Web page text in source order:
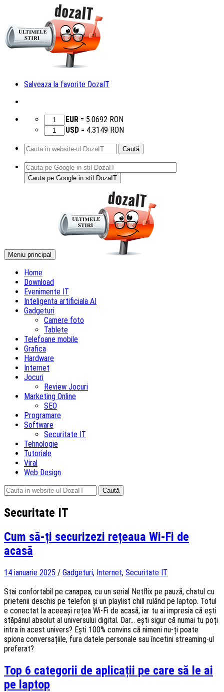
Salveaza la favorite DozaIT
EUR = 5.0692 RON
USD = 4.3149 RON
Caută
după:
Meniu principal
Home
Download
Evenimente IT
Inteligenta artificiala AI
Gadgeturi
Camere foto
Tablete
Telefoane mobile
Grafica
Hardware
Internet
Jocuri
Review Jocuri
Marketing Online
SEO
Programare
Software
Securitate IT
Tehnologie
Tutoriale
Viral
Web Design
Caută
după:
Securitate IT
Cum să-ți securizezi rețeaua Wi-Fi de
acasă
14 ianuarie 2025 / Gadgeturi, Internet, Securitate IT
Stai confortabil pe canapea, cu un serial Netflix pe pauză, chatul cu
prietenii deschis pe telefon și un playlist chill rulând pe laptop. Totul
e conectat la aceeași rețea Wi-Fi de acasă, iar tu ai impresia că ești
stăpânul absolut al universului digital. Dar… ești sigur că numai tu poți
intra în acest univers? Ești 100% convins că nimeni nu-ți poate
spiona conversațiile, fura datele personale sau încetini streaming-ul
preferat?
Top 6 categorii de aplicații pe care să le ai
pe laptop